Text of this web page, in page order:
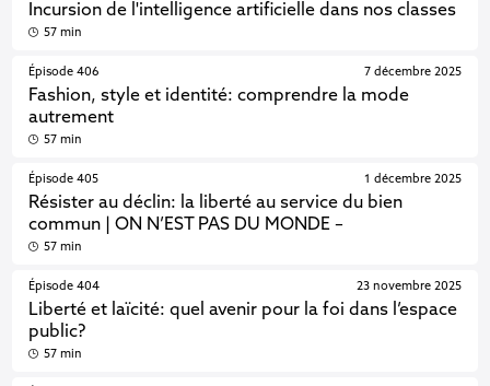
Incursion de l'intelligence artificielle dans nos classes
57 min
Épisode 406
Fashion, style et identité: comprendre la mode
autrement
7 décembre 2025
57 min
Épisode 405
Résister au déclin: la liberté au service du bien
commun | ON N’EST PAS DU MONDE –
1 décembre 2025
57 min
Épisode 404
Liberté et laïcité: quel avenir pour la foi dans l’espace
public?
23 novembre 2025
57 min